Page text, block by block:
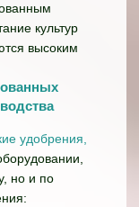
культур
высоким
удобрения,
но и по